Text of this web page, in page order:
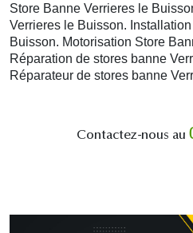
Store Banne Verrieres le
Verrieres le Buisson.
Buisson. Motorisation Store
Réparation de stores banne
Réparateur de stores banne
Contactez-nous au